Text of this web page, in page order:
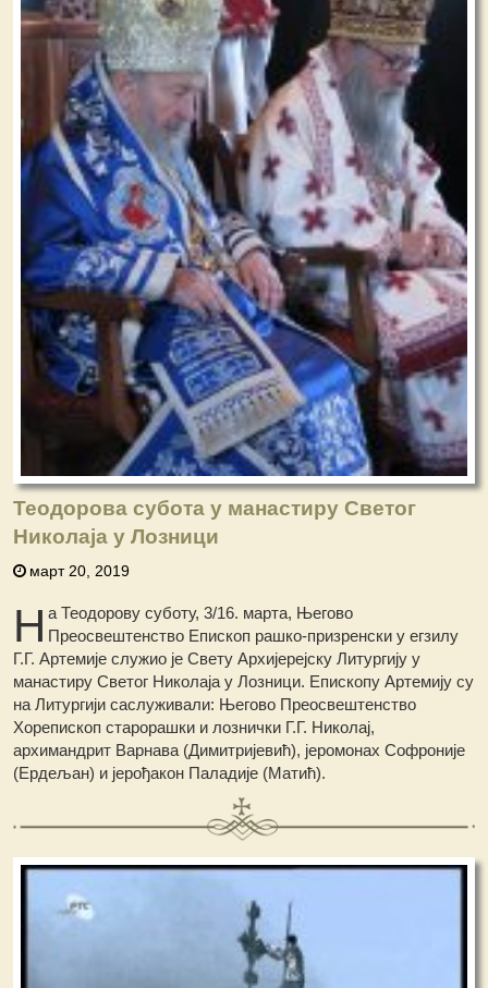
Теодорова субота у манастиру Светог
Николаја у Лозници
март 20, 2019
Н а Теодорову суботу, 3/16. марта, Његово
Преосвештенство Епископ рашко-призренски у егзилу
Г.Г. Артемије служио је Свету Архијерејску Литургију у
манастиру Светог Николаја у Лозници. Епископу Артемију су
на Литургији саслуживали: Његово Преосвештенство
Хорепископ старорашки и лознички Г.Г. Николај,
архимандрит Варнава (Димитријевић), јеромонах Софроније
(Ердељан) и јерођакон Паладије (Матић).